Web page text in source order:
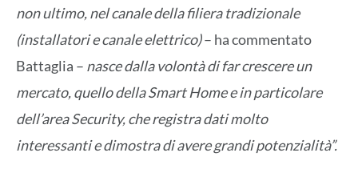
non ultimo, nel canale della filiera tradizionale
(installatori e canale elettrico)– ha commentato
Battaglia – nasce dalla volontà di far crescere un
mercato, quello della Smart Home e in particolare
dell’area Security, che registra dati molto
interessanti e dimostra di avere grandi potenzialità”.